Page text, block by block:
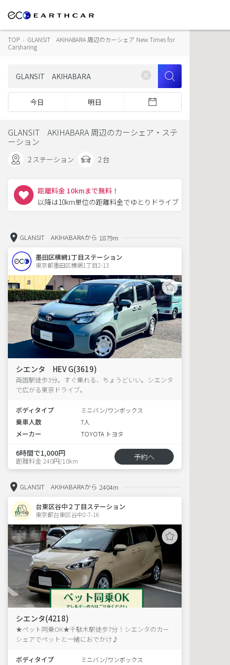
TOP › GLANSIT AKIHABARA 周辺のカーシェア New Times for
Carsharing
今日 明日
GLANSIT AKIHABARA 周辺のカーシェア・ステ
ーション
2 ステーション 2 台
距離料金 10kmまで無料！
以降は10km単位の距離料金でゆとりドライブ
GLANSIT AKIHABARAから 1879m
墨田区横網1丁目ステーション
東京都墨田区横網1丁目2-13
シエンタ HEV G(3619)
両国駅徒歩3分。すぐ乗れる、ちょうどいい。シエンタ
で広がる東京ドライブ。
ボディタイプ ミニバン/ワンボックス
乗車人数 7人
メーカー TOYOTA トヨタ
6時間で1,000円
距離料金 240円/10km 予約へ
GLANSIT AKIHABARAから 2404m
台東区谷中２丁目ステーション
東京都台東区谷中2-7-16
シエンタ(4218)
★ペット同乗OK★千駄木駅徒歩7分！シエンタのカー
シェアでペットと一緒におでかけ♪
ボディタイプ ミニバン/ワンボックス